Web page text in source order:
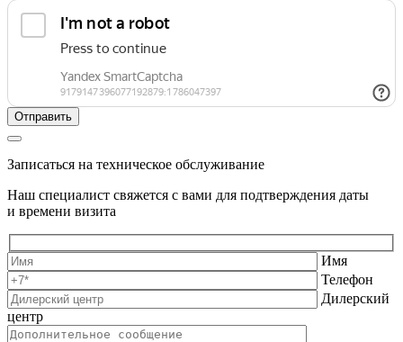
Записаться на техническое обслуживание
Наш специалист свяжется с вами для подтверждения даты
и времени визита
Имя
Телефон
Дилерский
центр